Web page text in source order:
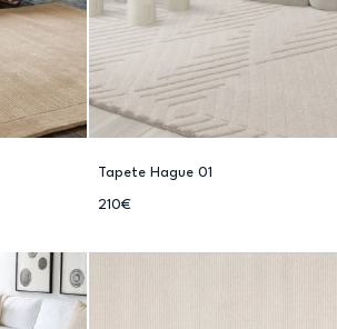
Tapete Hague 01
210€